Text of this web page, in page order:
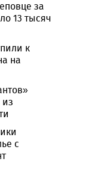
за
13 тысяч
к
на
из
с